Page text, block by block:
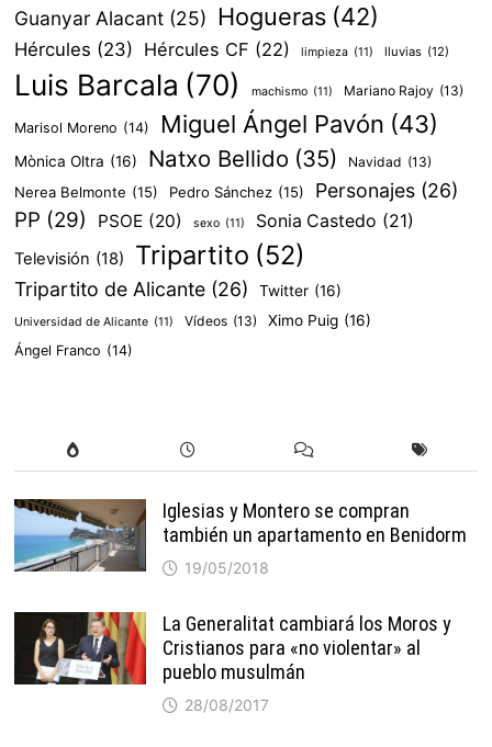
Guanyar Alacant (25) Hogueras (42)
Hércules (23) Hércules CF (22) limpieza (11) lluvias (12)
Luis Barcala (70) machismo (11) Mariano Rajoy (13)
Marisol Moreno (14) Miguel Ángel Pavón (43)
Mònica Oltra (16) Natxo Bellido (35) Navidad (13)
Nerea Belmonte (15) Pedro Sánchez (15) Personajes (26)
PP (29) PSOE (20) sexo (11) Sonia Castedo (21)
Televisión (18) Tripartito (52)
Tripartito de Alicante (26) Twitter (16)
Universidad de Alicante (11) Vídeos (13) Ximo Puig (16)
Ángel Franco (14)
Iglesias y Montero se compran
también un apartamento en Benidorm
19/05/2018
La Generalitat cambiará los Moros y
Cristianos para «no violentar» al
pueblo musulmán
28/08/2017